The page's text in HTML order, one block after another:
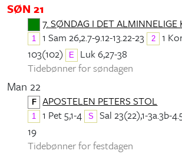
SØN 21
7. SØNDAG I DET ALMINNELIGE
1 1 Sam 26,2.7-9.12-13.22-23 2 1
103(102)
E
Luk 6,27-38
Tidebønner for søndagen
Man 22
F APOSTELEN PETERS STOL
1 1 Pet 5,1-4 S Sal 23(22),1-3a.3b-
19
Tidebønner for festdagen